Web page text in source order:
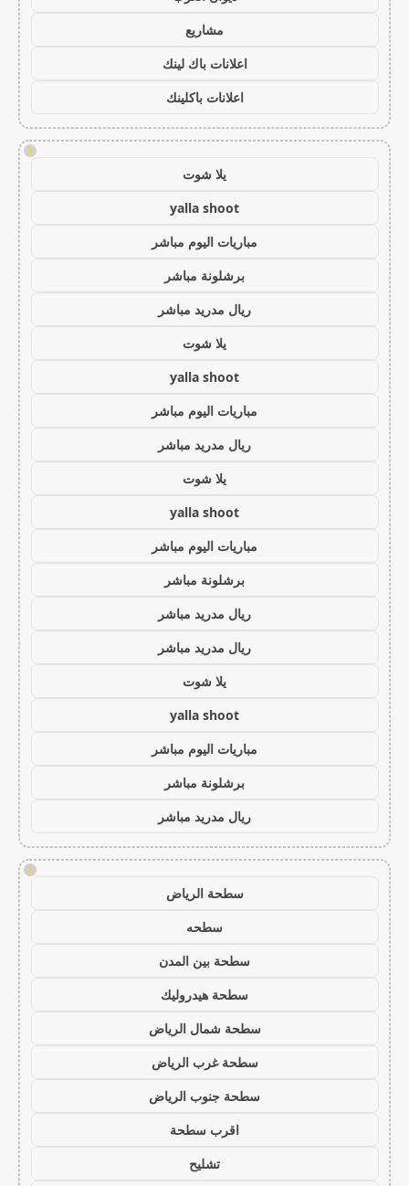
مشاريع
اعلانات باك لينك
اعلانات باكلينك
!
يلا شوت
yalla shoot
مباريات اليوم مباشر
برشلونة مباشر
ريال مدريد مباشر
يلا شوت
yalla shoot
مباريات اليوم مباشر
ريال مدريد مباشر
يلا شوت
yalla shoot
مباريات اليوم مباشر
برشلونة مباشر
ريال مدريد مباشر
ريال مدريد مباشر
يلا شوت
yalla shoot
مباريات اليوم مباشر
برشلونة مباشر
ريال مدريد مباشر
!
سطحة الرياض
سطحه
سطحة بين المدن
سطحة هيدروليك
سطحة شمال الرياض
سطحة غرب الرياض
سطحة جنوب الرياض
اقرب سطحة
تشليح